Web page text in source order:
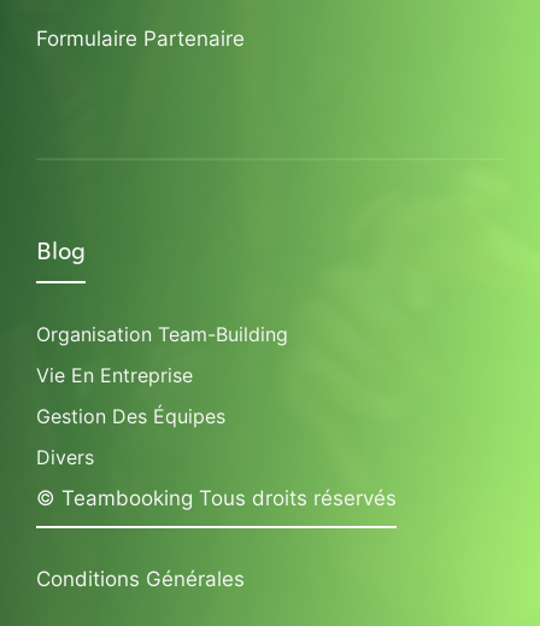
Formulaire Partenaire
Blog
Organisation Team-Building
Vie En Entreprise
Gestion Des Équipes
Divers
© Teambooking Tous droits réservés
Conditions Générales